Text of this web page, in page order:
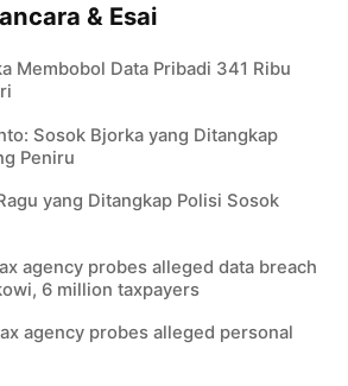
& Esai
Membobol Data Pribadi 341 Ribu
Sosok Bjorka yang Ditangkap
Peniru
yang Ditangkap Polisi Sosok
agency probes alleged data breach
6 million taxpayers
agency probes alleged personal